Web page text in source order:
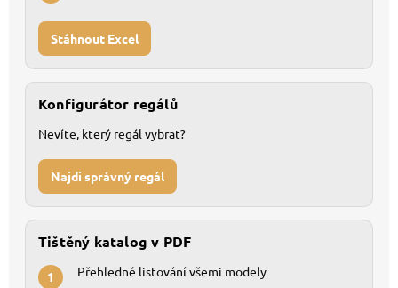
Stáhnout Excel
Konfigurátor regálů
Nevíte, který regál vybrat?
Najdi správný regál
Tištěný katalog v PDF
1 Přehledné listování všemi modely